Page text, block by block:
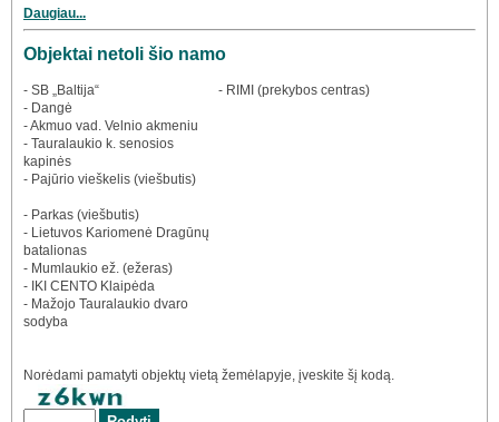
Daugiau...
Objektai netoli šio namo
- SB „Baltija“
- Dangė
- Akmuo vad. Velnio akmeniu
- Tauralaukio k. senosios
kapinės
- Pajūrio vieškelis (viešbutis)
- Parkas (viešbutis)
- Lietuvos Kariomenė Dragūnų
batalionas
- Mumlaukio ež. (ežeras)
- IKI CENTO Klaipėda
- Mažojo Tauralaukio dvaro
sodyba
- RIMI (prekybos centras)
Norėdami pamatyti objektų vietą žemėlapyje, įveskite šį kodą.